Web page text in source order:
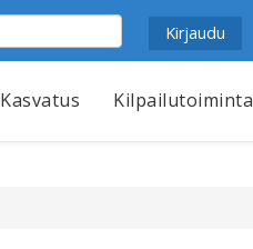
Kasvatus Kilpailutoiminta